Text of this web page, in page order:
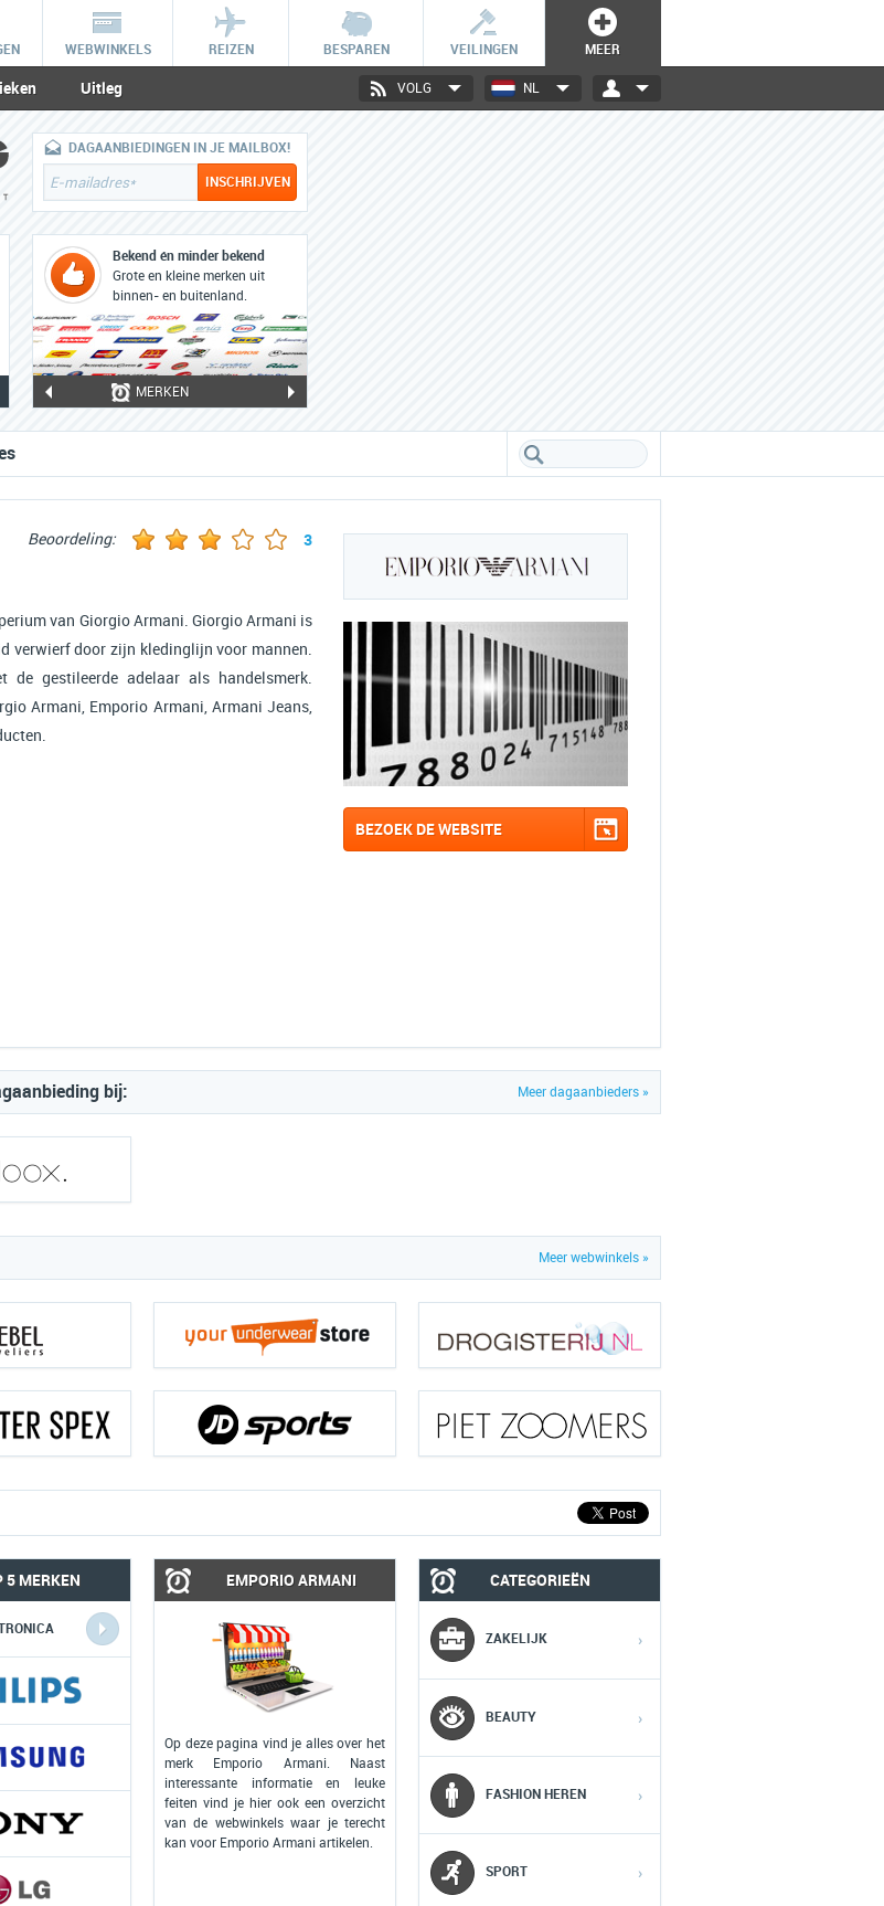
WEBWINKELS REIZEN BESPAREN VEILINGEN MEER
Uitleg NL
VOLG
DAGAANBIEDINGEN IN JE MAILBOX!
Bekend én minder bekend
Grote en kleine merken uit
binnen- en buitenland.
MERKEN
Beoordeling: 3
van Giorgio Armani. Giorgio Armani is
verwierf door zijn kledinglijn voor mannen.
gestileerde adelaar als handelsmerk.
Armani, Emporio Armani, Armani Jeans,
BEZOEK DE WEBSITE
Meer dagaanbieders »
bij:
Meer webwinkels »
5 MERKEN
COMPUTERS MOBIEL
2
3
EMPORIO ARMANI
Op deze pagina vind je alles over het
merk Emporio Armani. Naast
interessante informatie en leuke
feiten vind je hier ook een overzicht
van de webwinkels waar je terecht
kan voor Emporio Armani artikelen.
CATEGORIEËN
ZAKELIJK ›
BEAUTY ›
FASHION HEREN ›
SPORT ›